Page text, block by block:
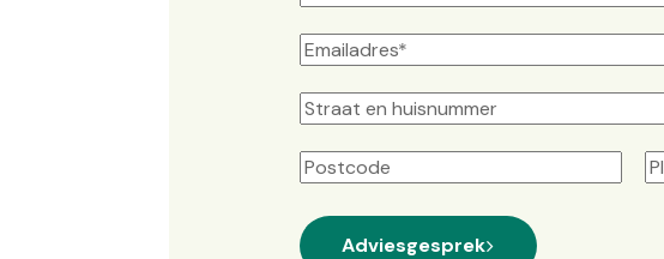
+
huisnummer
Adviesgesprek